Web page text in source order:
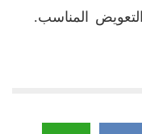
المناسب.